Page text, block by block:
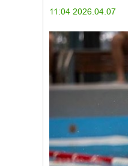
11:04 2026.04.07